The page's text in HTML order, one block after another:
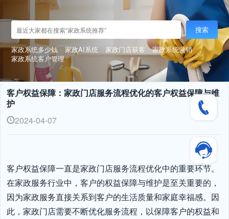
搜索
家政系统多少钱 家政AI系统 家政门店获客
家政系统营销
家政系统客户管理
客户权益保障：家政门店服务流程优化的客户权益保障与维
护
2024-04-07
客户权益保障一直是家政门店服务流程优化中的重要环节。
在家政服务行业中，客户的权益保障与维护是至关重要的，
因为家政服务直接关系到客户的生活质量和家庭幸福感。因
此，家政门店需要不断优化服务流程，以保障客户的权益和